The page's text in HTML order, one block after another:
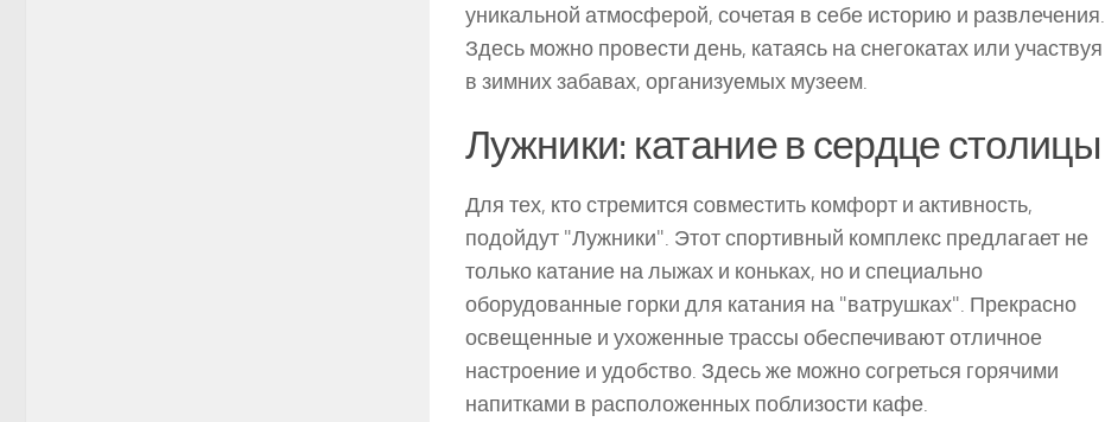
уникальной атмосферой, сочетая в себе историю и развлечения.
Здесь можно провести день, катаясь на снегокатах или участвуя
в зимних забавах, организуемых музеем.
Лужники: катание в сердце столицы
Для тех, кто стремится совместить комфорт и активность,
подойдут "Лужники". Этот спортивный комплекс предлагает не
только катание на лыжах и коньках, но и специально
оборудованные горки для катания на "ватрушках". Прекрасно
освещенные и ухоженные трассы обеспечивают отличное
настроение и удобство. Здесь же можно согреться горячими
напитками в расположенных поблизости кафе.